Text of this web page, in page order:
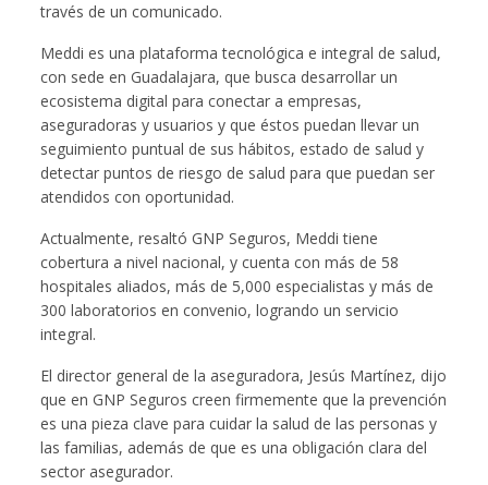
través de un comunicado.
Meddi es una plataforma tecnológica e integral de salud,
con sede en Guadalajara, que busca desarrollar un
ecosistema digital para conectar a empresas,
aseguradoras y usuarios y que éstos puedan llevar un
seguimiento puntual de sus hábitos, estado de salud y
detectar puntos de riesgo de salud para que puedan ser
atendidos con oportunidad.
Actualmente, resaltó GNP Seguros, Meddi tiene
cobertura a nivel nacional, y cuenta con más de 58
hospitales aliados, más de 5,000 especialistas y más de
300 laboratorios en convenio, logrando un servicio
integral.
El director general de la aseguradora, Jesús Martínez, dijo
que en GNP Seguros creen firmemente que la prevención
es una pieza clave para cuidar la salud de las personas y
las familias, además de que es una obligación clara del
sector asegurador.